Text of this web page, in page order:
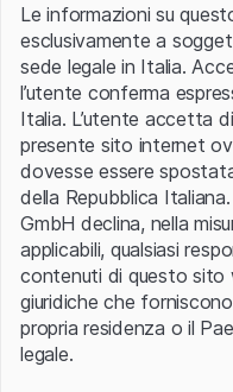
Le informazioni su
esclusivamente a
sede legale in Italia.
l’utente conferma
Italia. L’utente accetta
presente sito internet
dovesse essere
della Repubblica
GmbH declina, nella
applicabili, qualsiasi
contenuti di questo sito
giuridiche che
propria residenza o il
legale.